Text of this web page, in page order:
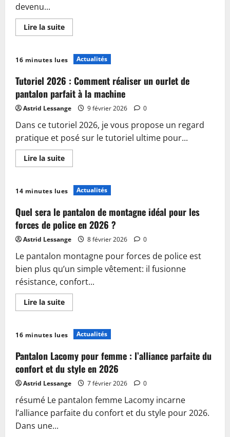
devenu...
Lire la suiteEn
savoir
Pantalon
chasseur
2026
:
le
guide
ultime
pour
faire
le
bon
choix
16 minutes lues Actualités
Tutoriel 2026 : Comment réaliser un ourlet de
pantalon parfait à la machine
Astrid Lessange 9 février 2026 0
Dans ce tutoriel 2026, je vous propose un regard
pratique et posé sur le tutoriel ultime pour...
Lire la suiteEn
savoir
Tutoriel
2026
Comment
réaliser
un
ourlet
de
pantalon
parfait
à
la
machine
14 minutes lues Actualités
Quel sera le pantalon de montagne idéal pour les
forces de police en 2026 ?
Astrid Lessange 8 février 2026 0
Le pantalon montagne pour forces de police est
bien plus qu’un simple vêtement: il fusionne
résistance, confort...
Lire la suiteEn
savoir
Quel
sera
pantalon
de
montagne
idéal
pour
les
forces
de
police
en
16 minutes lues Actualités
Pantalon Lacomy pour femme : l’alliance parfaite du
confort et du style en 2026
Astrid Lessange 7 février 2026 0
résumé Le pantalon femme Lacomy incarne
l’alliance parfaite du confort et du style pour 2026.
Dans une...